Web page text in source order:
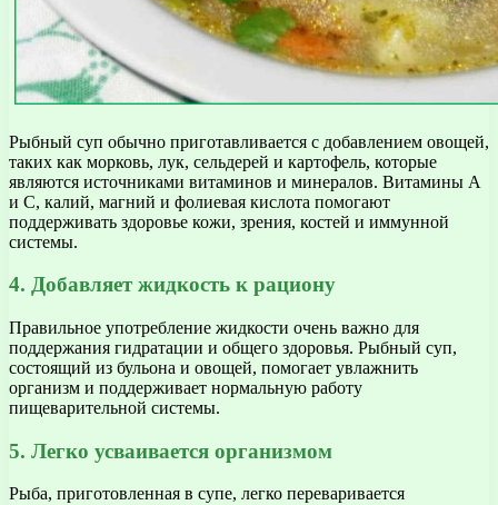
Рыбный суп обычно приготавливается с добавлением овощей,
таких как морковь, лук, сельдерей и картофель, которые
являются источниками витаминов и минералов. Витамины А
и С, калий, магний и фолиевая кислота помогают
поддерживать здоровье кожи, зрения, костей и иммунной
системы.
4. Добавляет жидкость к рациону
Правильное употребление жидкости очень важно для
поддержания гидратации и общего здоровья. Рыбный суп,
состоящий из бульона и овощей, помогает увлажнить
организм и поддерживает нормальную работу
пищеварительной системы.
5. Легко усваивается организмом
Рыба, приготовленная в супе, легко переваривается